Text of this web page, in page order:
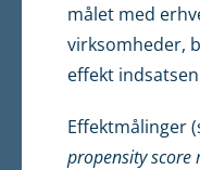
målet med
virksomheder,
effekt
Effektmålinger
propensity score